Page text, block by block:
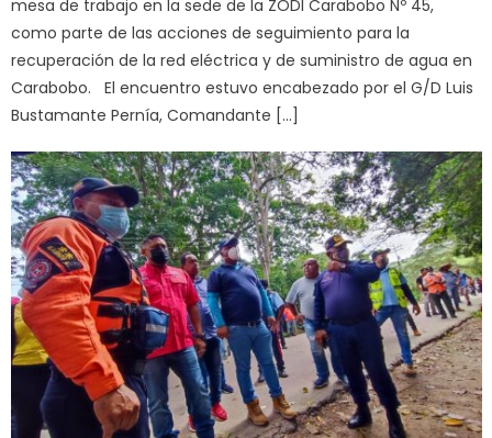
स
लग
आपक
पस
द,
sexy
bbw
milf
enjoys
a
long
hard
fuck,
सच
स
mesa de trabajo en la sede de la ZODI Carabobo Nº 45,
como parte de las acciones de seguimiento para la
recuperación de la red eléctrica y de suministro de agua en
Carabobo. El encuentro estuvo encabezado por el G/D Luis
Bustamante Pernía, Comandante […]